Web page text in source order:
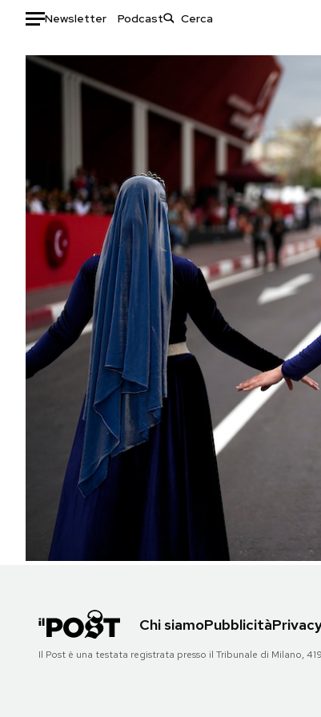
Newsletter Podcast
Auto
Politica
Tecnologia
Internet
Scienza
Cultura
Economia
Sport
Moda
Consumismi
Storie/Idee
Ok Boomer!
Media
Europa
Altrecose
Mondiali calcio 2026
PODCAST
NEWSLETTER
I MIEI PREFERITI
AREA PERSONALE
Chi siamoPubblicità
Il Post è una testata registrata presso il Tribunale di Milano,